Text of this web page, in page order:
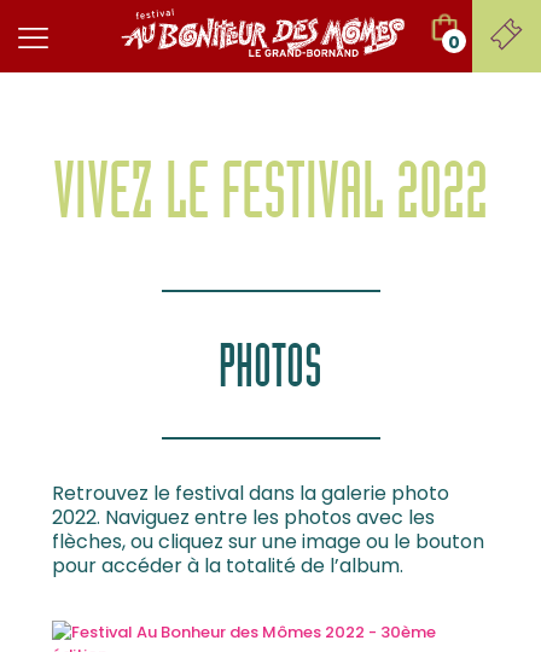
0
VIVEZ LE FESTIVAL 2022
PHOTOS
Retrouvez le festival dans la galerie photo
2022. Naviguez entre les photos avec les
flèches, ou cliquez sur une image ou le bouton
pour accéder à la totalité de l’album.